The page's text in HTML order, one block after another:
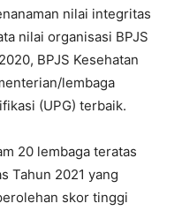
nilai integritas
nilai organisasi BPJS
BPJS Kesehatan
lembaga
(UPG) terbaik.
20 lembaga teratas
Tahun 2021 yang
skor tinggi